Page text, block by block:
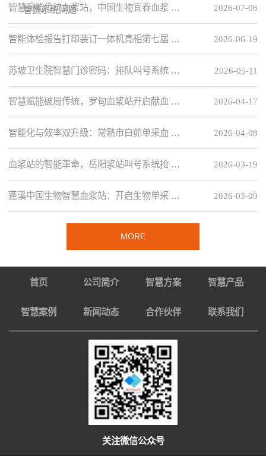
智慧系统问题 2026-07-06
智慧赋能传统血浆站，中国生物宜春血浆 …
2026-06-19
智能体检报告打印装订一体机亮相第七届 …
2026-05-11
苏坡卫生院智慧门诊密码：排队叫号系统 …
2026-04-17
智慧赋能破局传统，罗甸血浆站开启献血 …
2026-04-08
智能化与效率双升级：常熟市白茆单采血 …
2026-03-19
血浆站的智能革命，岳阳浆站叫号系统抢 …
2026-03-09
蓬溪中国生物智慧血浆站：开启生物单采 …
MORE
首页 公司简介 智慧方案 智慧产品
智慧案例 新闻动态 合作伙伴 联系我们
关注微信公众号